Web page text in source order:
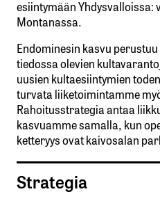
esiintymään Yhdysvalloissa:
Montanassa.
Endominesin kasvu
tiedossa olevien
uusien kultaesiintymien
turvata liiketoimintamme
Rahoitusstrategia antaa
kasvuamme samalla, kun
ketteryys ovat kaivosalan
Strategia